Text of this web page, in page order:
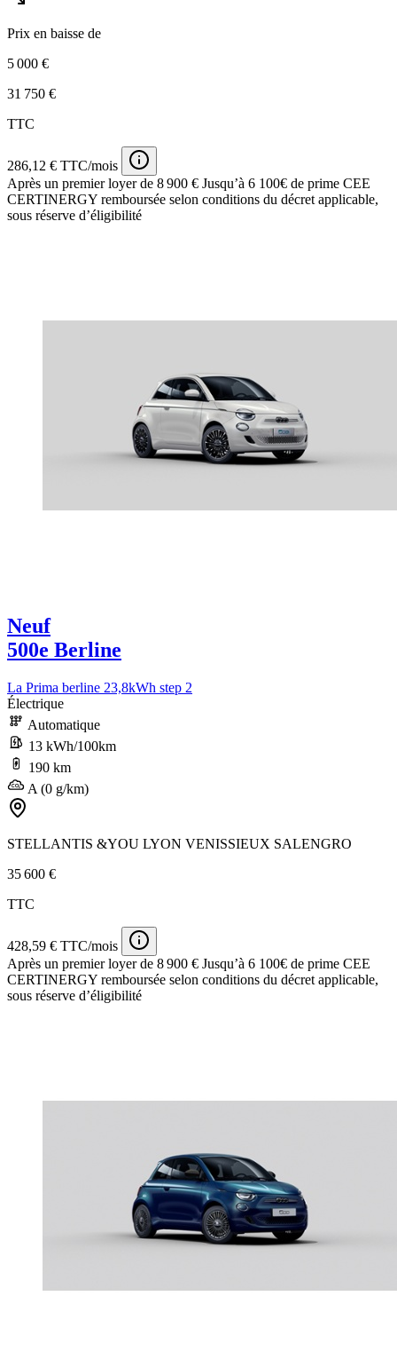
Prix en baisse de
5 000 €
31 750 €
TTC
286,12 € TTC/mois
Après un premier loyer de 8 900 € Jusqu’à 6 100€ de prime CEE
CERTINERGY remboursée selon conditions du décret applicable,
sous réserve d’éligibilité
Neuf
500e Berline
La Prima berline 23,8kWh step 2
Électrique
Automatique
13 kWh/100km
190 km
A (0 g/km)
STELLANTIS &YOU LYON VENISSIEUX SALENGRO
35 600 €
TTC
428,59 € TTC/mois
Après un premier loyer de 8 900 € Jusqu’à 6 100€ de prime CEE
CERTINERGY remboursée selon conditions du décret applicable,
sous réserve d’éligibilité